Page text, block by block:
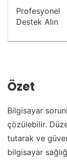
Profesyonel
Destek Alın
Özet
Bilgisayar
çözülebilir.
tutarak ve
bilgisayar